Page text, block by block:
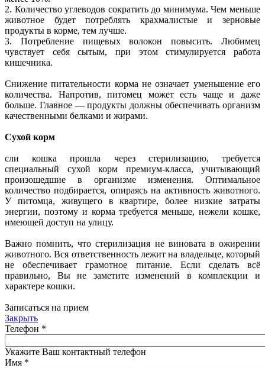
2. Количество углеводов сократить до минимума. Чем меньше
животное будет потреблять крахмалистые и зерновые
продукты в корме, тем лучше.
3. Потребление пищевых волокон повысить. Любимец
чувствует себя сытым, при этом стимулируется работа
кишечника.
Снижение питательности корма не означает уменьшение его
количества. Напротив, питомец может есть чаще и даже
больше. Главное — продукты должны обеспечивать организм
качественными белками и жирами.
Сухой корм
сли кошка прошла через стерилизацию, требуется
специальный сухой корм премиум-класса, учитывающий
произошедшие в организме изменения. Оптимальное
количество подбирается, опираясь на активность животного.
У питомца, живущего в квартире, более низкие затраты
энергии, поэтому и корма требуется меньше, нежели кошке,
имеющей доступ на улицу.
Важно помнить, что стерилизация не виновата в ожирении
животного. Вся ответственность лежит на владельце, который
не обеспечивает грамотное питание. Если сделать всё
правильно, Вы не заметите изменений в комплекции и
характере кошки.
Записаться на прием
Закрыть
Телефон *
Укажите Ваш контактный телефон
Имя *